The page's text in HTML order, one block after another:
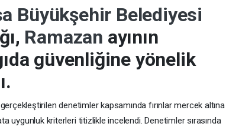
Büyükşehir Belediyesi
Ramazan ayının
güvenliğine yönelik
denetimler kapsamında fırınlar mercek altına
uygunluk kriterleri titizlikle incelendi. Denetimler sırasında